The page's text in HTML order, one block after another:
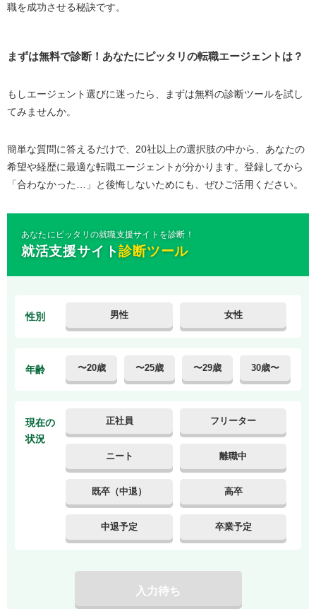
転職を考えたきっかけは？
転職をして良かったと最も感じたこと
30代が転職エージェントを最大限活用するコツ
キャリアアドバイザーのアドバイスを参考にする
複数の転職エージェントから同じ求人に応募しない
る
30代前半の平均的な転職回数と採用における関係を
把握する
転職で30代の人に求められているものを知る
条件を絞りすぎず転職活動をする
求人数の多い転職エージェントに複数登録する
転職活動は在職中に済ませる
30代の転職成功・失敗体験談を紹介
30代の転職でよくある質問
30代前半と30代後半転職するならどちらがおすす
30代前半が転職でアピールするべきポイントは？
30代が転職しやすい未経験業界・職種は？
職を成功させる秘訣です。
まずは無料で診断！あなたにピッタリの転職エージェントは？
もしエージェント選びに迷ったら、まずは無料の診断ツールを試し
てみませんか。
簡単な質問に答えるだけで、20社以上の選択肢の中から、あなたの
希望や経歴に最適な転職エージェントが分かります。登録してから
「合わなかった…」と後悔しないためにも、ぜひご活用ください。
あなたにピッタリの就職支援サイトを診断！
就活支援サイト診断ツール
性別 男性 女性
年齢 〜20歳 〜25歳 〜29歳 30歳〜
現在の
状況
正社員 フリーター
ニート 離職中
既卒（中退） 高卒
中退予定 卒業予定
入力待ち